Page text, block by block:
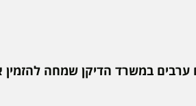
ערבים במשרד הדיקן שמחה להזמין